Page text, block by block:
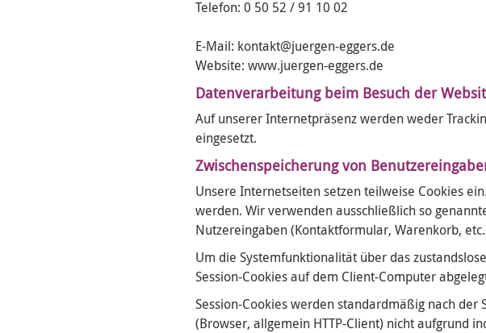
Telefon: 0 50 52 / 91 10 02
E-Mail: kontakt@juergen-eggers.de
Website: www.juergen-eggers.de
Datenverarbeitung beim Besuch der
Auf unserer Internetpräsenz werden weder
eingesetzt.
Zwischenspeicherung von
Unsere Internetseiten setzen teilweise Cookies
werden. Wir verwenden ausschließlich so
Nutzereingaben (Kontaktformular, Warenkorb,
Um die Systemfunktionalität über das zustandslose
Session-Cookiesauf dem Client-Computer
Session-Cookies werden standardmäßig nach
(Browser, allgemein HTTP-Client) nicht aufgrund